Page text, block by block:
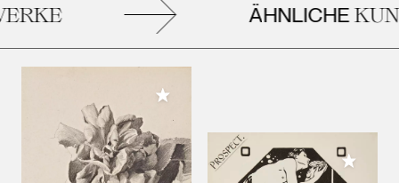
ÄHNLICHE
Meiner Sammlung hinzufügen
Meiner